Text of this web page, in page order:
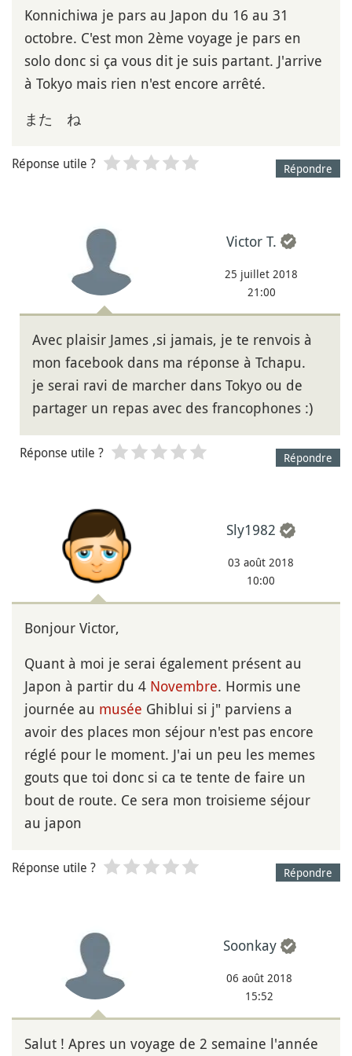
Konnichiwa je pars au Japon du 16 au 31
octobre. C'est mon 2ème voyage je pars en
solo donc si ça vous dit je suis partant. J'arrive
à Tokyo mais rien n'est encore arrêté.
また ね
Répondre
Réponse utile ?
Victor T.
25 juillet 2018
21:00
Avec plaisir James ,si jamais, je te renvois à
mon facebook dans ma réponse à Tchapu.
je serai ravi de marcher dans Tokyo ou de
partager un repas avec des francophones :)
Répondre
Réponse utile ?
Sly1982
03 août 2018
10:00
Bonjour Victor,
Quant à moi je serai également présent au
Japon à partir du 4 Novembre. Hormis une
journée au musée Ghiblui si j" parviens a
avoir des places mon séjour n'est pas encore
réglé pour le moment. J'ai un peu les memes
gouts que toi donc si ca te tente de faire un
bout de route. Ce sera mon troisieme séjour
au japon
Répondre
Réponse utile ?
Soonkay
06 août 2018
15:52
Salut ! Apres un voyage de 2 semaine l'année